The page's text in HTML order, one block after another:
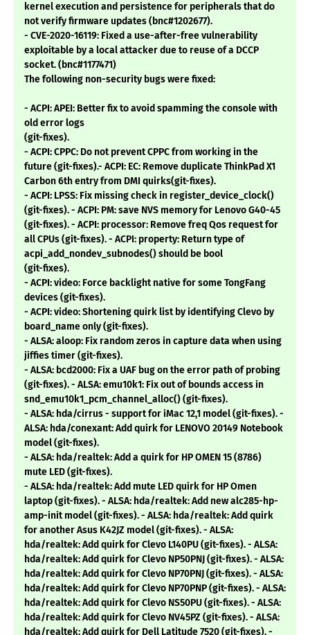
kernel execution and persistence for peripherals that do
not verify firmware updates (bnc#1202677).
- CVE-2020-16119: Fixed a use-after-free vulnerability
exploitable by a local attacker due to reuse of a DCCP
socket. (bnc#1177471)
The following non-security bugs were fixed:
- ACPI: APEI: Better fix to avoid spamming the console with
old error logs
(git-fixes).
- ACPI: CPPC: Do not prevent CPPC from working in the
future (git-fixes).- ACPI: EC: Remove duplicate ThinkPad X1
Carbon 6th entry from DMI quirks(git-fixes).
- ACPI: LPSS: Fix missing check in register_device_clock()
(git-fixes). - ACPI: PM: save NVS memory for Lenovo G40-45
(git-fixes). - ACPI: processor: Remove freq Qos request for
all CPUs (git-fixes). - ACPI: property: Return type of
acpi_add_nondev_subnodes() should be bool
(git-fixes).
- ACPI: video: Force backlight native for some TongFang
devices (git-fixes).
- ACPI: video: Shortening quirk list by identifying Clevo by
board_name only (git-fixes).
- ALSA: aloop: Fix random zeros in capture data when using
jiffies timer (git-fixes).
- ALSA: bcd2000: Fix a UAF bug on the error path of probing
(git-fixes). - ALSA: emu10k1: Fix out of bounds access in
snd_emu10k1_pcm_channel_alloc() (git-fixes).
- ALSA: hda/cirrus - support for iMac 12,1 model (git-fixes). -
ALSA: hda/conexant: Add quirk for LENOVO 20149 Notebook
model (git-fixes).
- ALSA: hda/realtek: Add a quirk for HP OMEN 15 (8786)
mute LED (git-fixes).
- ALSA: hda/realtek: Add mute LED quirk for HP Omen
laptop (git-fixes). - ALSA: hda/realtek: Add new alc285-hp-
amp-init model (git-fixes). - ALSA: hda/realtek: Add quirk
for another Asus K42JZ model (git-fixes). - ALSA:
hda/realtek: Add quirk for Clevo L140PU (git-fixes). - ALSA:
hda/realtek: Add quirk for Clevo NP50PNJ (git-fixes). - ALSA:
hda/realtek: Add quirk for Clevo NP70PNJ (git-fixes). - ALSA:
hda/realtek: Add quirk for Clevo NP70PNP (git-fixes). - ALSA:
hda/realtek: Add quirk for Clevo NS50PU (git-fixes). - ALSA:
hda/realtek: Add quirk for Clevo NV45PZ (git-fixes). - ALSA:
hda/realtek: Add quirk for Dell Latitude 7520 (git-fixes). -